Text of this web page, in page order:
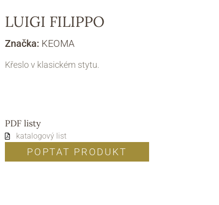
LUIGI FILIPPO
Značka: KEOMA
Křeslo v klasickém stytu.
PDF listy
katalogový list
POPTAT PRODUKT